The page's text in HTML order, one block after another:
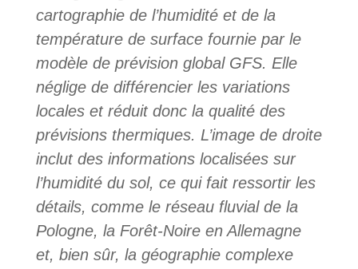
cartographie de l’humidité et de la
température de surface fournie par le
modèle de prévision global GFS. Elle
néglige de différencier les variations
locales et réduit donc la qualité des
prévisions thermiques. L’image de droite
inclut des informations localisées sur
l’humidité du sol, ce qui fait ressortir les
détails, comme le réseau fluvial de la
Pologne, la Forêt-Noire en Allemagne
et, bien sûr, la géographie complexe